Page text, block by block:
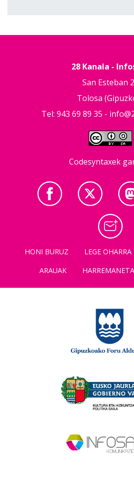
28 Kanala -
San Esteban
Tolosa
Tel: 943 69 89 35 -
Codesyntaxek
HONI BURUZ LEGE OHARRA
ARAUAK